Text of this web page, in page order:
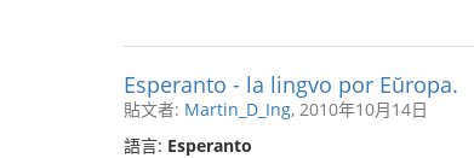
Esperanto - la lingvo por Eŭropa.
貼文者: Martin_D_Ing, 2010年10月14日
語言: Esperanto